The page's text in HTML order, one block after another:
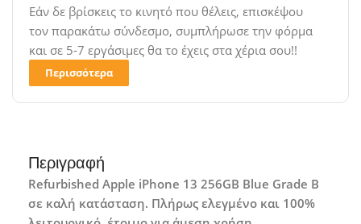
Εάν δε βρίσκεις το κινητό που θέλεις, επισκέψου
τον παρακάτω σύνδεσμο, συμπλήρωσε την φόρμα
και σε 5-7 εργάσιμες θα το έχεις στα χέρια σου!!
Περισσότερα
Περιγραφή
Refurbished Apple iPhone 13 256GB Blue Grade B
σε καλή κατάσταση. Πλήρως ελεγμένο και 100%